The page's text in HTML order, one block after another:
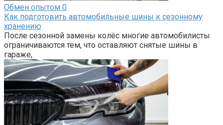
Обмен опытом 0
Как подготовить автомобильные шины к сезонному
хранению
После сезонной замены колёс многие автомобилисты
ограничиваются тем, что оставляют снятые шины в
гараже,